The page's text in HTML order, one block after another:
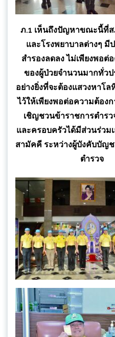
ภ.1 เห็นถึงปัญหาขณะนี้ที่
และโรงพยาบาลต่างๆ
สำรองลดลง ไม่เพียงพอต่
ของผู้ป่วยจำนวนมากทั่วป
อย่างยิ่งที่จะต้องแสวงหาโล
ไว้ให้เพียงพอต่อความต้อง
เชิญชวนข้าราชการตำรว
และครอบครัวได้มีส่วนร่วม
สามัคคี ระหว่างผู้บังคับบัญ
ตำรวจ